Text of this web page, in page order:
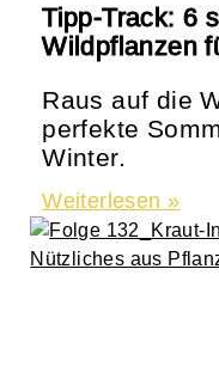
Tipp-Track: 6
Wildpflanzen
Raus auf die
perfekte
Winter.
Weiterlesen »